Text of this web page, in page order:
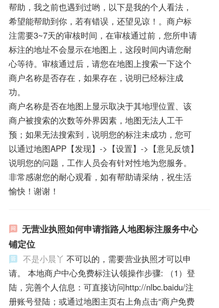
帮助，我之前也遇到过哟，以下是我的个人看法，
希望能帮助到你，若有错误，还望见谅！。商户标
注需要3~7天的审核时间，在审核通过前，您所申请
标注的地址不会显示在地图上，这段时间内请您耐
心等待。审核通过后，请您在地图上搜索一下这个
商户名称是否存在，如果存在，说明已经标注成
功。
商户名称是否在地图上显示取决于其地理位置、该
商户被搜索的次数等外界因素，地图无法人工干
预；如果无法搜索到，说明您的标注未成功，您可
以通过地图APP【发现】->【设置】->【意见反馈】
说明您的问题，工作人员会有针对性地为您服务。
非常感谢您的耐心观看，如有帮助请采纳，祝生活
愉快！谢谢！
无营业执照如何申请指路人地图标注服务中心
铺定位
不是小晨丫 不可以的，需要营业执照才可以申
请。 本地商户中心免费标注认领操作步骤: （1）登
陆，完善个人信息：可直接访问http://nlbc.baidu/注
册账号登陆；或通过地图主页右上角点击“商户免费